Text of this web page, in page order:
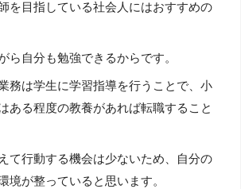
を目指している社会人にはおすすめの
ら自分も勉強できるからです。
務は学生に学習指導を行うことで、小
ある程度の教養があれば転職すること
て行動する機会は少ないため、自分の
境が整っていると思います。